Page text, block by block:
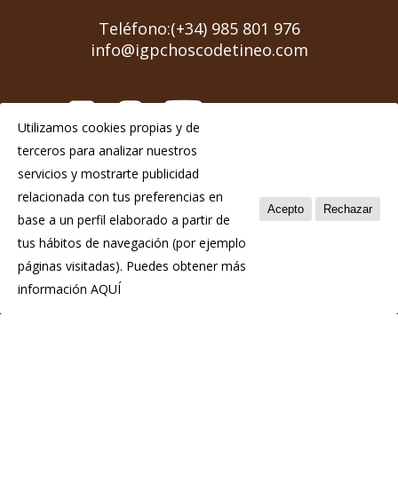
Teléfono:(+34) 985 801 976
info@igpchoscodetineo.com
Aviso Legal
Política de privacidad
Política de cookies
Utilizamos cookies propias y de
terceros para analizar nuestros
servicios y mostrarte publicidad
relacionada con tus preferencias en
base a un perfil elaborado a partir de
tus hábitos de navegación (por ejemplo
páginas visitadas). Puedes obtener más
información AQUÍ
Acepto Rechazar